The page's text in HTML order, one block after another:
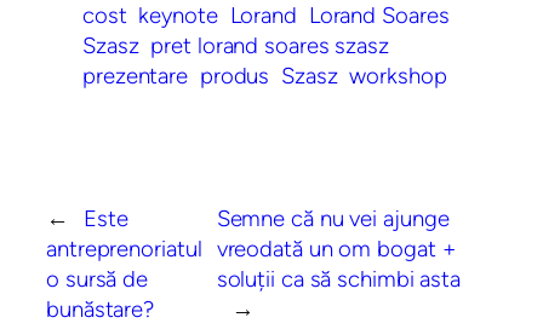
cost keynote Lorand Lorand Soares
Szasz pret lorand soares szasz
prezentare produs Szasz workshop
←
Este
antreprenoriatul
o sursă de
bunăstare?
Semne că nu vei ajunge
vreodată un om bogat +
soluții ca să schimbi asta
→